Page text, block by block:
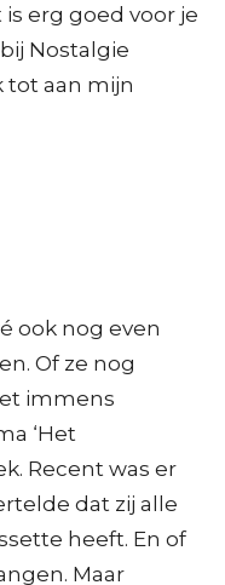
is erg goed voor je
Nostalgie
tot aan mijn
ook nog even
Of ze nog
immens
‘Het
Recent was er
dat zij alle
heeft. En of
Maar